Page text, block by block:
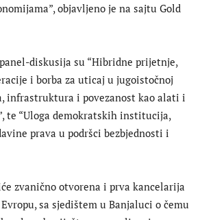
objavljeno je na sajtu Gold
diskusija su “Hibridne prijetnje,
i borba za uticaj u jugoistočnoj
infrastruktura i povezanost kao alati i
te “Uloga demokratskih institucija,
prava u podršci bezbjednosti i
zvanično otvorena i prva kancelarija
sa sjedištem u Banjaluci o čemu